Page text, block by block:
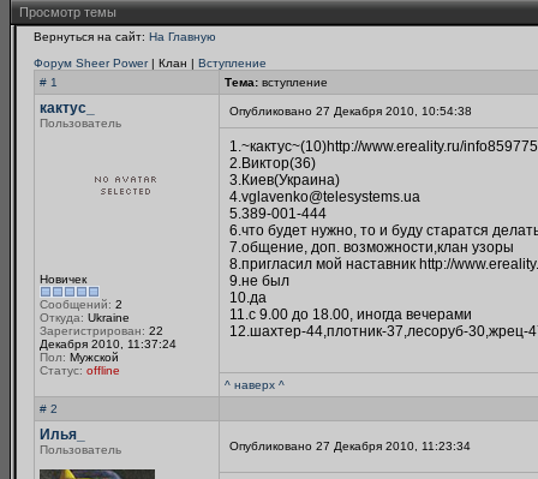
Просмотр темы
Вернуться на сайт: На Главную
Форум Sheer Power| Клан | Вступление
# 1
Тема: вступление
кактус_
Пользователь
Новичек
Сообщений: 2
Откуда: Ukraine
Зарегистрирован: 22
Декабря 2010, 11:37:24
Пол: Мужской
Статус: offline
Опубликовано 27 Декабря 2010, 10:54:38
1.~кактус~(10)http://www.ereality.ru/info859775
2.Виктор(36)
3.Киев(Украина)
4.vglavenko@telesystems.ua
5.389-001-444
6.что будет нужно, то и буду старатся
7.общение, доп. возможности,клан узоры
8.пригласил мой наставник http://
9.не был
10.да
11.с 9.00 до 18.00, иногда вечерами
12.шахтер-44,плотник-37,лесоруб-30,жрец-
^ наверх ^
# 2
Илья_
Пользователь Опубликовано 27 Декабря 2010, 11:23:34